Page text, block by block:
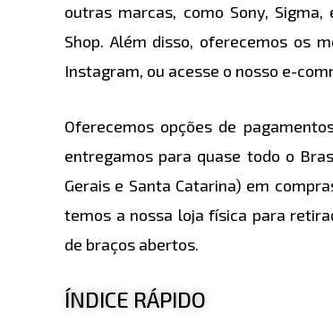
outras marcas, como Sony,
Shop. Além disso, oferecemos os
Instagram, ou acesse o nosso e-
Oferecemos opções de
entregamos para quase todo o
Gerais e Santa Catarina) em
temos a nossa loja física para
de braços abertos.
ÍNDICE RÁPIDO